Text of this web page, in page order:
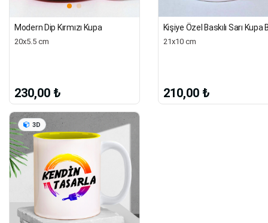
Modern Dip Kırmızı Kupa
20x5.5 cm
230,00 ₺
21x10 cm
210,00 ₺
3D